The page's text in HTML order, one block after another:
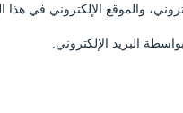
والموقع الإلكتروني في هذا
البريد الإلكتروني.